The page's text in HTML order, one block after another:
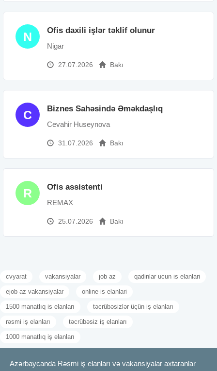
N Ofis daxili işlər təklif olunur
Nigar
27.07.2026 Bakı
C Biznes Sahəsində Əməkdaşlıq
Cevahir Huseynova
31.07.2026 Bakı
R Ofis assistenti
REMAX
25.07.2026 Bakı
cvyarat vakansiyalar job az qadinlar ucun is elanlari
ejob az vakansiyalar online is elanlari
1500 manatlıq is elanları təcrübəsizlər üçün iş elanları
rəsmi iş elanları təcrübəsiz iş elanları
1000 manatlıq iş elanları
Azərbaycanda Rəsmi iş elanları və vakansiyalar axtaranlar